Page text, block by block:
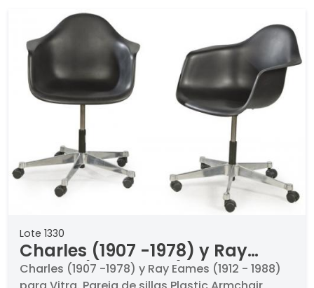
Lote 1330
Charles (1907 -1978) y Ray
Eames (1912 - 1988) para Vitra
Charles (1907 -1978) y Ray Eames (1912 - 1988)